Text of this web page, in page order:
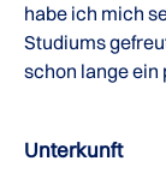
habe ich mich
Studiums
schon lange ein
Unterkunft